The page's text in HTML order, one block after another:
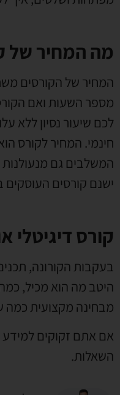
מה המחיר של
המחיר של הקורסים
מספר השעות ואם
לכם שיעור נסיון ללא
חינמי. המחיר לקורס
המשלבים גם מנעולנות
ישנם קורסים העוסקים
קורס דיגיטלי
בעקבות הקורונה,
היטב מה הוא מכיל,
מבחינה מקצועית כמה
אם אתם זקוקים למידע
השאלות.